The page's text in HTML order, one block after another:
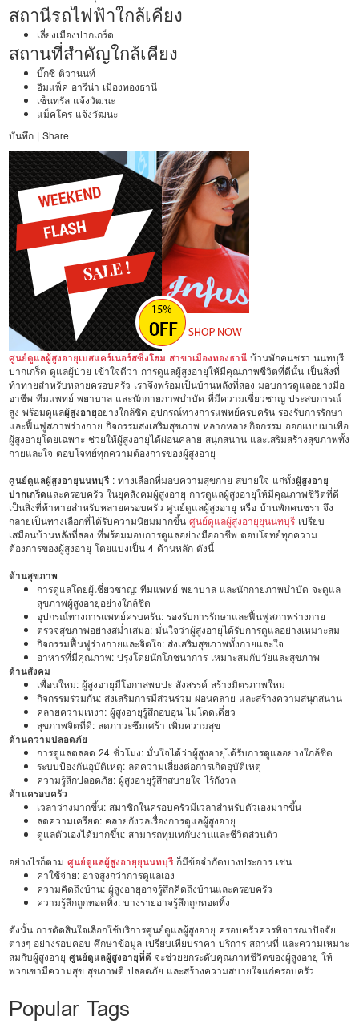
สถานีรถไฟฟ้าใกล้เคียง
เลี่ยงเมืองปากเกร็ด
สถานที่สำคัญใกล้เคียง
บิ๊กซี ติวานนท์
อิมแพ็ค อารีน่า เมืองทองธานี
เซ็นทรัล แจ้งวัฒนะ
แม็คโคร แจ้งวัฒนะ
บันทึก | Share
ศูนย์ดูแลผู้สูงอายุเบสแคร์เนอร์สซิ่งโฮม สาขาเมืองทองธานีบ้านพักคนชรา นนทบุรี
ปากเกร็ด ดูแลผู้ป่วย เข้าใจดีว่า การดูแลผู้สูงอายุให้มีคุณภาพชีวิตที่ดีนั้น เป็นสิ่งที่
ท้าทายสำหรับหลายครอบครัว เราจึงพร้อมเป็นบ้านหลังที่สอง มอบการดูแลอย่างมือ
อาชีพ ทีมแพทย์ พยาบาล และนักกายภาพบำบัด ที่มีความเชี่ยวชาญ ประสบการณ์
สูง พร้อมดูแลผู้สูงอายุอย่างใกล้ชิด อุปกรณ์ทางการแพทย์ครบครัน รองรับการรักษา
และฟื้นฟูสภาพร่างกาย กิจกรรมส่งเสริมสุขภาพ หลากหลายกิจกรรม ออกแบบมาเพื่อ
ผู้สูงอายุโดยเฉพาะ ช่วยให้ผู้สูงอายุได้ผ่อนคลาย สนุกสนาน และเสริมสร้างสุขภาพทั้ง
กายและใจ ตอบโจทย์ทุกความต้องการของผู้สูงอายุ
ศูนย์ดูแลผู้สูงอายุนนทบุรี : ทางเลือกที่มอบความสุขกาย สบายใจ แก่ทั้งผู้สูงอายุ
ปากเกร็ดและครอบครัว ในยุคสังคมผู้สูงอายุ การดูแลผู้สูงอายุให้มีคุณภาพชีวิตที่ดี
เป็นสิ่งที่ท้าทายสำหรับหลายครอบครัว ศูนย์ดูแลผู้สูงอายุ หรือ บ้านพักคนชรา จึง
กลายเป็นทางเลือกที่ได้รับความนิยมมากขึ้นศูนย์ดูแลผู้สูงอายุยุนนทบุรี เปรียบ
เสมือนบ้านหลังที่สอง ที่พร้อมมอบการดูแลอย่างมืออาชีพ ตอบโจทย์ทุกความ
ต้องการของผู้สูงอายุ โดยแบ่งเป็น 4 ด้านหลัก ดังนี้
ด้านสุขภาพ
การดูแลโดยผู้เชี่ยวชาญ: ทีมแพทย์ พยาบาล และนักกายภาพบำบัด จะดูแล
สุขภาพผู้สูงอายุอย่างใกล้ชิด
อุปกรณ์ทางการแพทย์ครบครัน: รองรับการรักษาและฟื้นฟูสภาพร่างกาย
ตรวจสุขภาพอย่างสม่ำเสมอ: มั่นใจว่าผู้สูงอายุได้รับการดูแลอย่างเหมาะสม
กิจกรรมฟื้นฟูร่างกายและจิตใจ: ส่งเสริมสุขภาพทั้งกายและใจ
อาหารที่มีคุณภาพ: ปรุงโดยนักโภชนาการ เหมาะสมกับวัยและสุขภาพ
ด้านสังคม
เพื่อนใหม่: ผู้สูงอายุมีโอกาสพบปะ สังสรรค์ สร้างมิตรภาพใหม่
กิจกรรมร่วมกัน: ส่งเสริมการมีส่วนร่วม ผ่อนคลาย และสร้างความสนุกสนาน
คลายความเหงา: ผู้สูงอายุรู้สึกอบอุ่น ไม่โดดเดี่ยว
สุขภาพจิตที่ดี: ลดภาวะซึมเศร้า เพิ่มความสุข
ด้านความปลอดภัย
การดูแลตลอด 24 ชั่วโมง: มั่นใจได้ว่าผู้สูงอายุได้รับการดูแลอย่างใกล้ชิด
ระบบป้องกันอุบัติเหตุ: ลดความเสี่ยงต่อการเกิดอุบัติเหตุ
ความรู้สึกปลอดภัย: ผู้สูงอายุรู้สึกสบายใจ ไร้กังวล
ด้านครอบครัว
เวลาว่างมากขึ้น: สมาชิกในครอบครัวมีเวลาสำหรับตัวเองมากขึ้น
ลดความเครียด: คลายกังวลเรื่องการดูแลผู้สูงอายุ
ดูแลตัวเองได้มากขึ้น: สามารถทุ่มเทกับงานและชีวิตส่วนตัว
อย่างไรก็ตามศูนย์ดูแลผู้สูงอายุยุนนทบุรี ก็มีข้อจำกัดบางประการ เช่น
ค่าใช้จ่าย: อาจสูงกว่าการดูแลเอง
ความคิดถึงบ้าน: ผู้สูงอายุอาจรู้สึกคิดถึงบ้านและครอบครัว
ความรู้สึกถูกทอดทิ้ง: บางรายอาจรู้สึกถูกทอดทิ้ง
ดังนั้น การตัดสินใจเลือกใช้บริการศูนย์ดูแลผู้สูงอายุ ครอบครัวควรพิจารณาปัจจัย
ต่างๆ อย่างรอบคอบ ศึกษาข้อมูล เปรียบเทียบราคา บริการ สถานที่ และความเหมาะ
สมกับผู้สูงอายุศูนย์ดูแลผู้สูงอายุที่ดี จะช่วยยกระดับคุณภาพชีวิตของผู้สูงอายุ ให้
พวกเขามีความสุข สุขภาพดี ปลอดภัย และสร้างความสบายใจแก่ครอบครัว
Popular Tags